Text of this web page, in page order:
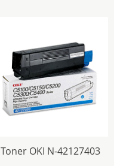
Toner OKI N-42127403